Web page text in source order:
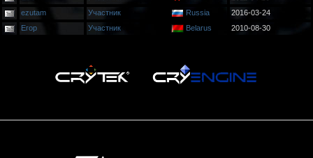
ezutam
Участник Russia
2016-03-24
Eгop
Участник Belarus 2010-08-30